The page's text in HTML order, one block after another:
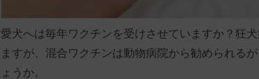
愛犬へは毎年ワクチンを受けさせていますか？狂
ますが、混合ワクチンは動物病院から勧められる
ょうか。